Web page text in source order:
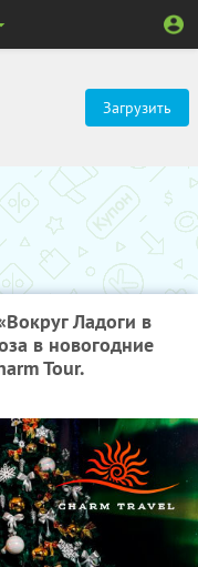
Загрузить
Ладоги в
в новогодние
Tour.